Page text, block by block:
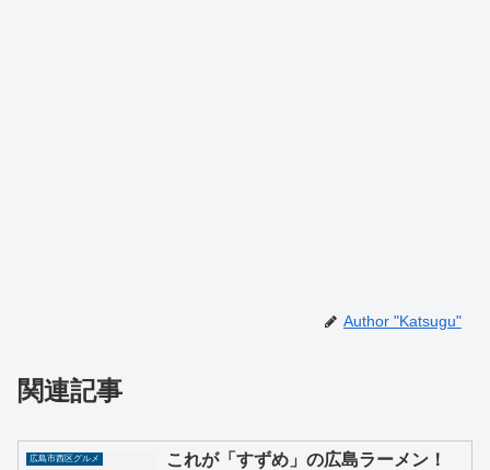
Author "Katsugu"
関連記事
広島市西区グルメ
これが「すずめ」の広島ラーメン！